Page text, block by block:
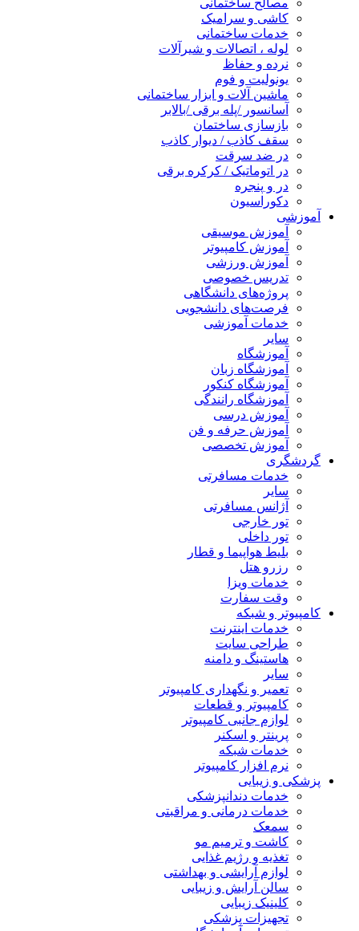
مصالح ساختمانی
کاشی و سرامیک
خدمات ساختمانی
لوله ، اتصالات و شیرآلات
نرده و حفاظ
یونولیت و فوم
ماشین آلات و ابزار ساختمانی
آسانسور /پله برقی /بالابر
بازسازی ساختمان
سقف کاذب / دیوار کاذب
در ضد سرقت
در اتوماتیک / کرکره برقی
در و پنجره
دکوراسیون
آموزشی
آموزش موسیقی
آموزش کامپیوتر
آموزش ورزشی
تدریس خصوصی
پروژه‌های دانشگاهی
فرصت‌های دانشجویی
خدمات آموزشی
سایر
آموزشگاه
آموزشگاه زبان
آموزشگاه کنکور
آموزشگاه رانندگی
آموزش درسی
آموزش حرفه و فن
آموزش تخصصی
گردشگری
خدمات مسافرتی
سایر
آژانس مسافرتی
تور خارجی
تور داخلی
بلیط هواپیما و قطار
رزرو هتل
خدمات ویزا
وقت سفارت
کامپیوتر و شبکه
خدمات اینترنت
طراحی سایت
هاستینگ و دامنه
سایر
تعمیر و نگهداری کامپیوتر
کامپیوتر و قطعات
لوازم جانبی کامپیوتر
پرینتر و اسکنر
خدمات شبکه
نرم افزار کامپیوتر
پزشکی و زیبایی
خدمات دندانپزشکی
خدمات درمانی و مراقبتی
سمعک
کاشت و ترمیم مو
تغذیه و رژیم غذایی
لوازم آرایشی و بهداشتی
سالن آرایش و زیبایی
کلینیک زیبایی
تجهیزات پزشکی